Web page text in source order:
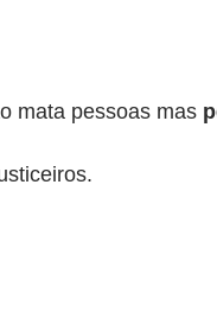
mata pessoas mas